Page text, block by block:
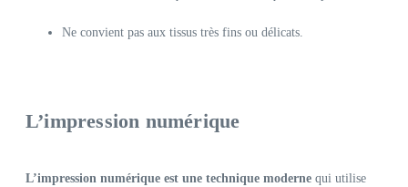
Ne convient pas aux tissus très fins ou délicats.
L’impression numérique
L’impression numérique est une technique moderne qui utilise